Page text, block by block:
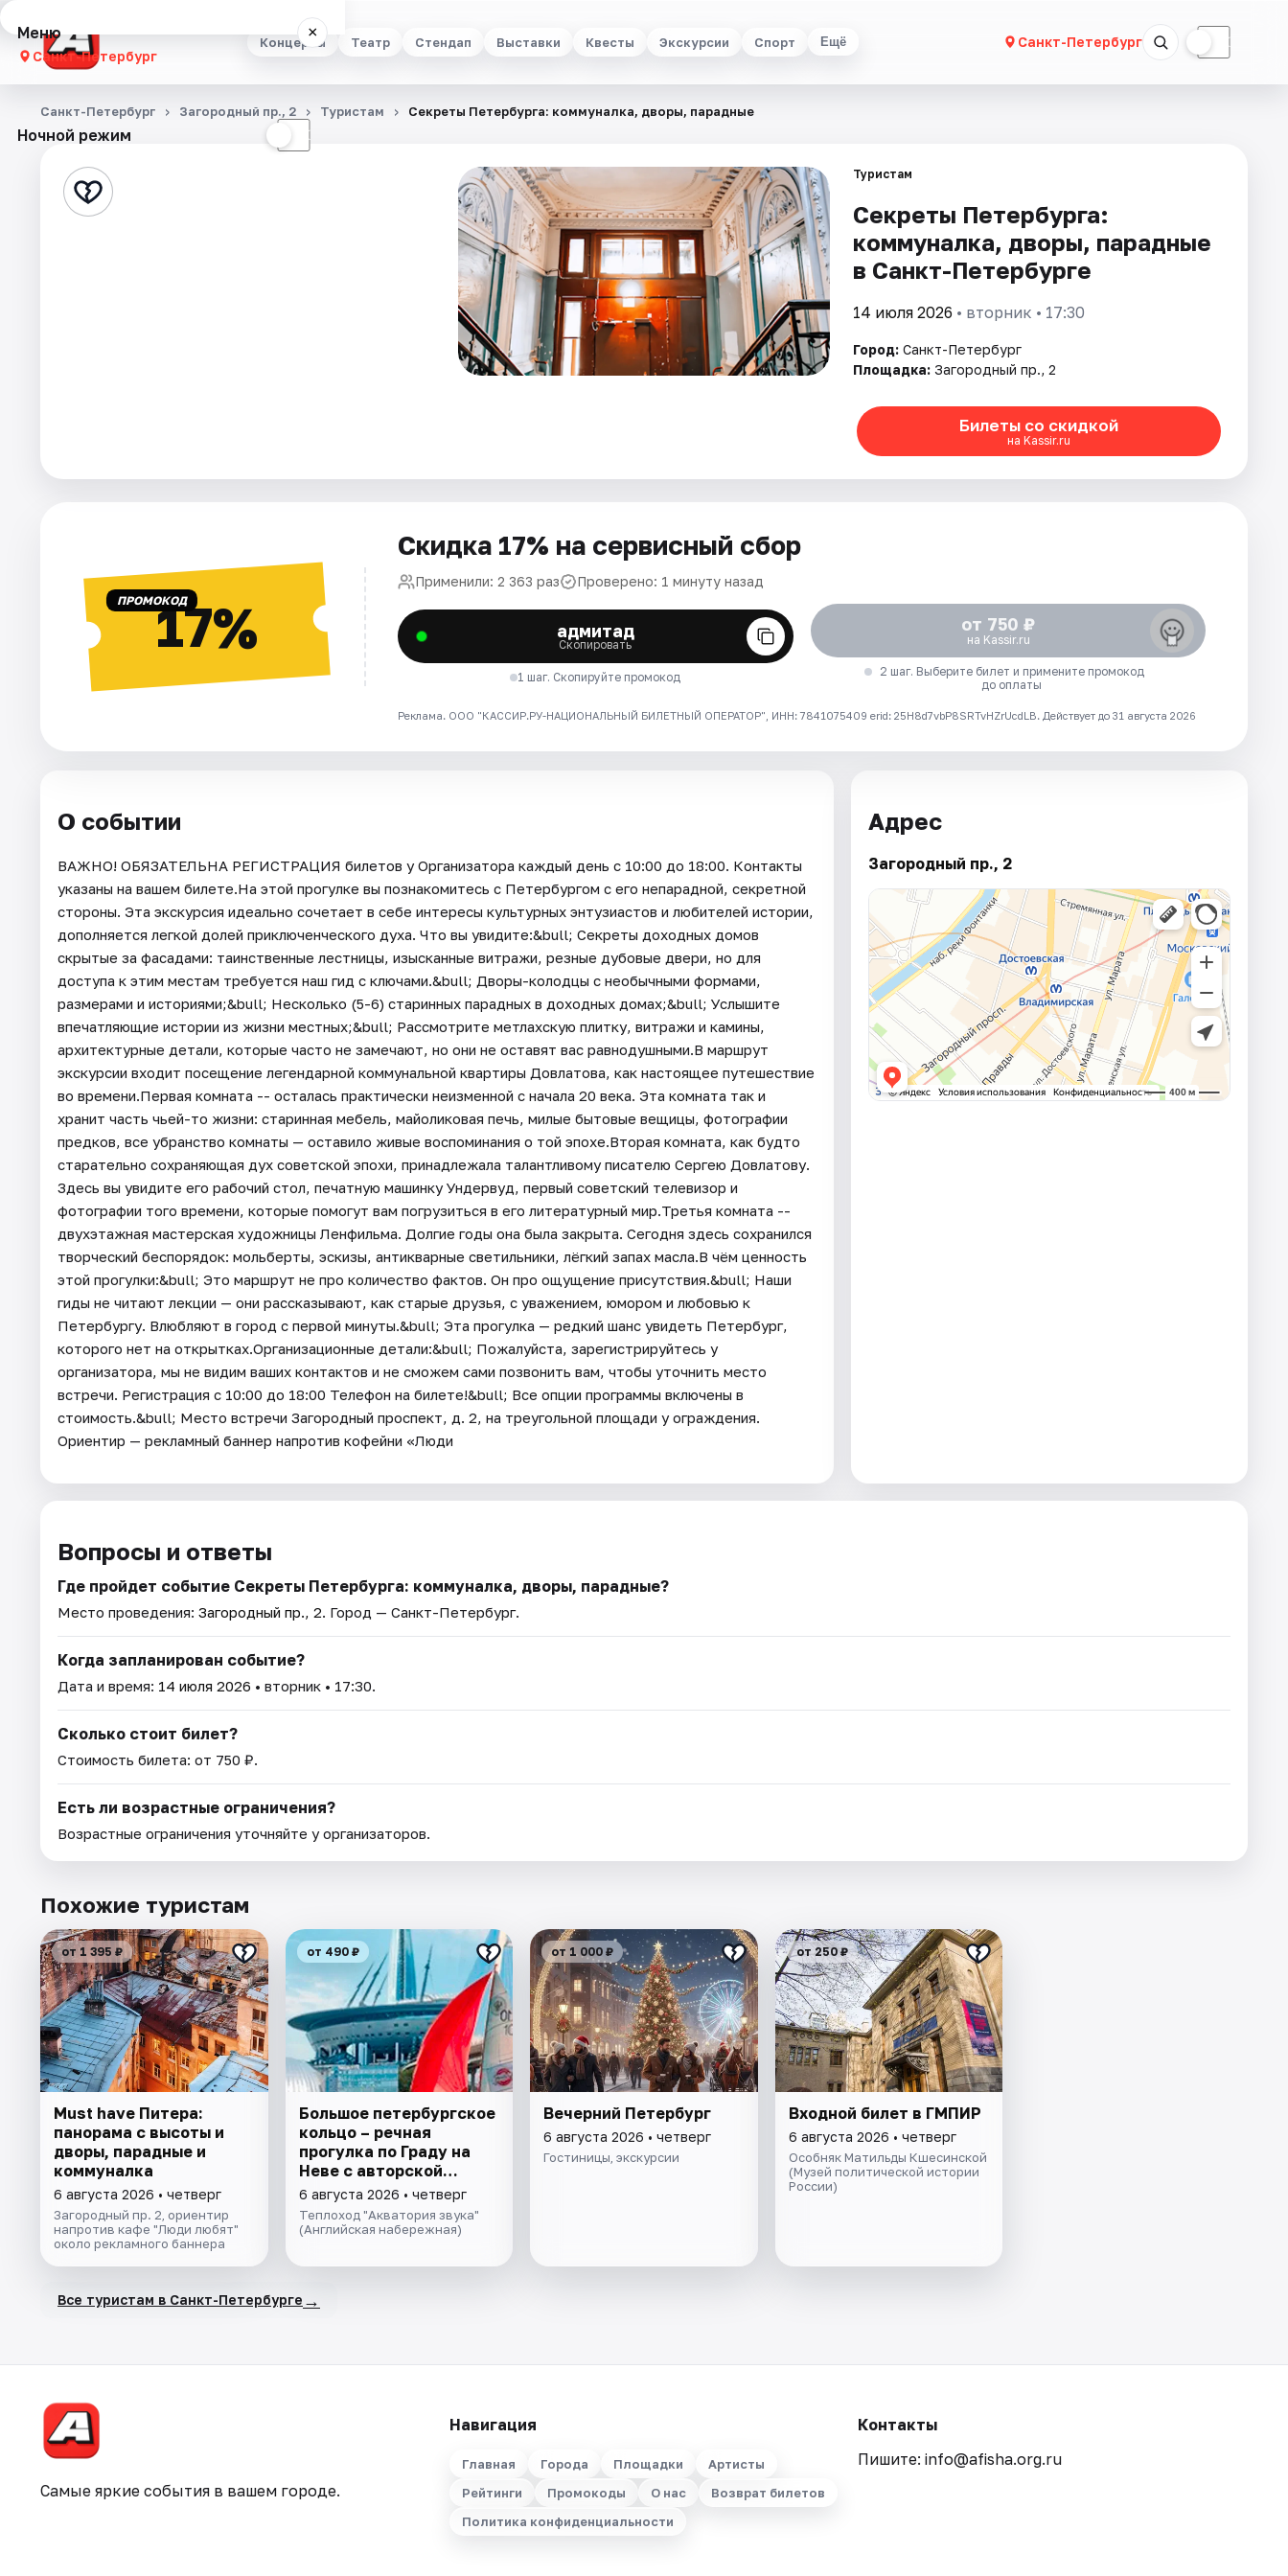
Концерты Театр Стендап Выставки Квесты Экскурсии Спорт Ещё Санкт-Петербург ☾
Меню ×
Санкт-Петербург
Концерты
Стендап
Города
Рейтинги
Ночной режим ☾
Санкт-Петербург Загородный пр., 2 Туристам Секреты Петербурга: коммуналка, дворы, парадные
Туристам
Секреты Петербурга:
коммуналка, дворы, парадные
в Санкт-Петербурге
14 июля 2026 • вторник • 17:30
Город: Санкт-Петербург
Площадка: Загородный пр., 2
Билеты со скидкой
на Kassir.ru
ПРОМОКОД17%
Скидка 17% на сервисный сбор
Применили: 2 363 раз Проверено: 1 минуту назад
адмитад
Скопировать
1 шаг. Скопируйте промокод
от 750 ₽
на Kassir.ru
2 шаг. Выберите билет и примените промокод
до оплаты
Реклама. ООО "КАССИР.РУ-НАЦИОНАЛЬНЫЙ БИЛЕТНЫЙ ОПЕРАТОР", ИНН: 7841075409 erid: 25H8d7vbP8SRTvHZrUcdLB. Действует до 31 августа 2026
О событии
ВАЖНО! ОБЯЗАТЕЛЬНА РЕГИСТРАЦИЯ билетов у Организатора каждый день c 10:00 до 18:00. Контакты
указаны на вашем билете.На этой прогулке вы познакомитесь с Петербургом с его непарадной, секретной
стороны. Эта экскурсия идеально сочетает в себе интересы культурных энтузиастов и любителей истории,
дополняется легкой долей приключенческого духа. Что вы увидите:&bull; Секреты доходных домов
скрытые за фасадами: таинственные лестницы, изысканные витражи, резные дубовые двери, но для
доступа к этим местам требуется наш гид с ключами.&bull; Дворы-колодцы с необычными формами,
размерами и историями;&bull; Несколько (5-6) старинных парадных в доходных домах;&bull; Услышите
впечатляющие истории из жизни местных;&bull; Рассмотрите метлахскую плитку, витражи и камины,
архитектурные детали, которые часто не замечают, но они не оставят вас равнодушными.В маршрут
экскурсии входит посещение легендарной коммунальной квартиры Довлатова, как настоящее путешествие
во времени.Первая комната -- осталась практически неизменной с начала 20 века. Эта комната так и
хранит часть чьей-то жизни: старинная мебель, майоликовая печь, милые бытовые вещицы, фотографии
предков, все убранство комнаты — оставило живые воспоминания о той эпохе.Вторая комната, как будто
старательно сохраняющая дух советской эпохи, принадлежала талантливому писателю Сергею Довлатову.
Здесь вы увидите его рабочий стол, печатную машинку Ундервуд, первый советский телевизор и
фотографии того времени, которые помогут вам погрузиться в его литературный мир.Третья комната --
двухэтажная мастерская художницы Ленфильма. Долгие годы она была закрыта. Сегодня здесь сохранился
творческий беспорядок: мольберты, эскизы, антикварные светильники, лёгкий запах масла.В чём ценность
этой прогулки:&bull; Это маршрут не про количество фактов. Он про ощущение присутствия.&bull; Наши
гиды не читают лекции — они рассказывают, как старые друзья, с уважением, юмором и любовью к
Петербургу. Влюбляют в город с первой минуты.&bull; Эта прогулка — редкий шанс увидеть Петербург,
которого нет на открытках.Организационные детали:&bull; Пожалуйста, зарегистрируйтесь у
организатора, мы не видим ваших контактов и не сможем сами позвонить вам, чтобы уточнить место
встречи. Регистрация c 10:00 до 18:00 Телефон на билете!&bull; Все опции программы включены в
стоимость.&bull; Место встречи Загородный проспект, д. 2, на треугольной площади у ограждения.
Ориентир — рекламный баннер напротив кофейни «Люди
Адрес
Загородный пр., 2
Вопросы и ответы
Где пройдет событие Секреты Петербурга: коммуналка, дворы, парадные?
Место проведения: Загородный пр., 2. Город — Санкт-Петербург.
Когда запланирован событие?
Дата и время: 14 июля 2026 • вторник • 17:30.
Сколько стоит билет?
Стоимость билета: от 750 ₽.
Есть ли возрастные ограничения?
Возрастные ограничения уточняйте у организаторов.
Похожие туристам
от 1 395 ₽
Must have Питера:
панорама с высоты и
дворы, парадные и
коммуналка
6 августа 2026 • четверг
Загородный пр. 2, ориентир
напротив кафе "Люди любят"
около рекламного баннера
от 490 ₽
Большое петербургское
кольцо – речная
прогулка пo Граду на
Неве с авторской
экскурсией и живой
музыкой в тёплом
салоне теплохода
6 августа 2026 • четверг
Теплоход "Акватория звука"
(Английская набережная)
от 1 000 ₽
Вечерний Петербург
6 августа 2026 • четверг
Гостиницы, экскурсии
от 250 ₽
Входной билет в ГМПИР
6 августа 2026 • четверг
Особняк Матильды Кшесинской
(Музей политической истории
России)
Все туристам в Санкт-Петербурге →
Самые яркие события в вашем городе.
Навигация
Главная Города Площадки
Артисты
Рейтинги
Промокоды О нас
Возврат билетов
Политика конфиденциальности
Контакты
Пишите: info@afisha.org.ru